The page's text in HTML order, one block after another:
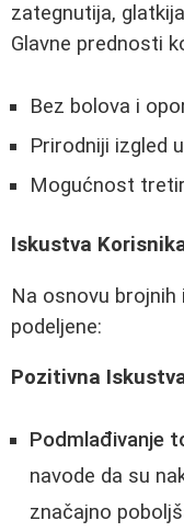
zategnutija,
Glavne prednosti
Bez bolova i
Prirodniji izgled
Mogućnost
Iskustva
Na osnovu
podeljene:
Pozitivna
Podmlađivanje
navode da su
značajno